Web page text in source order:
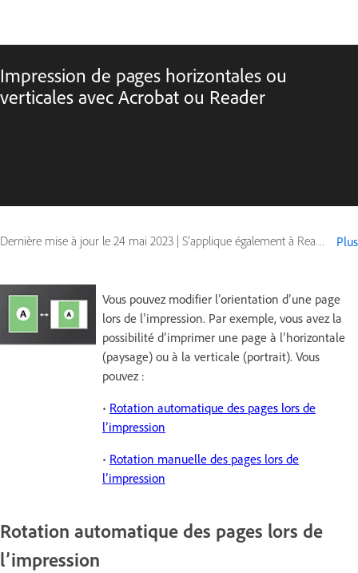
Impression de pages horizontales ou
verticales avec Acrobat ou Reader
Dernière mise à jour le 24 mai 2023 | S’applique également à Reader Plus
Vous pouvez modifier l’orientation d’une page
lors de l’impression. Par exemple, vous avez la
possibilité d’imprimer une page à l’horizontale
(paysage) ou à la verticale (portrait). Vous
pouvez :
• Rotation automatique des pages lors de
l’impression
• Rotation manuelle des pages lors de
l’impression
Rotation automatique des pages lors de
l’impression